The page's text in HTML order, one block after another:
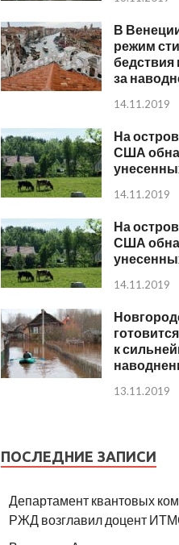
В
режим
бедствия
за
14.11.2019
На
США
14.11.2019
На
США
14.11.2019
готовится
к
13.11.2019
ПОСЛЕДНИЕ ЗАПИСИ
Департамент квантовых
РЖД возглавил доцент